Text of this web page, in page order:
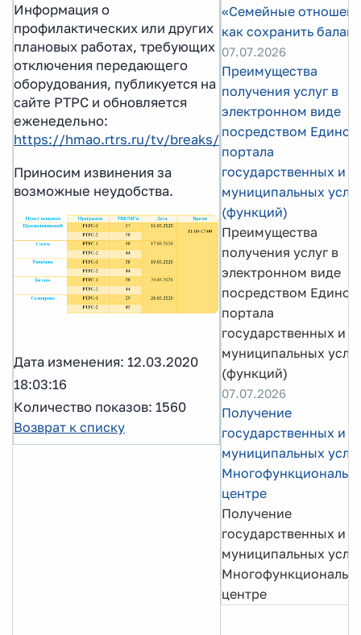
Информация о
профилактических или других
плановых работах, требующих
отключения передающего
оборудования, публикуется на
сайте РТРС и обновляется
еженедельно:
https://hmao.rtrs.ru/tv/breaks/
Приносим извинения за
возможные неудобства.
Дата изменения: 12.03.2020
18:03:16
Количество показов: 1560
Возврат к списку
«Семейные
как сохранить
07.07.2026
Преимущества
получения услуг в
электронном виде
посредством
портала
государственных и
муниципальных
(функций)
Преимущества
получения услуг в
электронном виде
посредством
портала
государственных и
муниципальных
(функций)
07.07.2026
Получение
государственных и
муниципальных
центре
Получение
государственных и
муниципальных
центре